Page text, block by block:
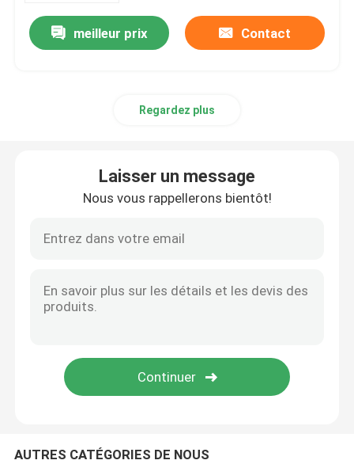
meilleur prix Contact
Regardez plus
Laisser un message
Nous vous rappellerons bientôt!
AUTRES CATÉGORIES DE NOUS